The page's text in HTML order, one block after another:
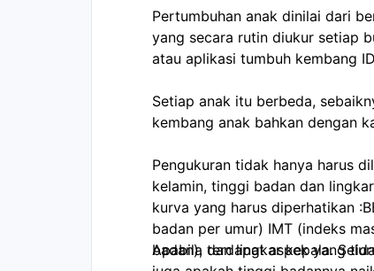
Pertumbuhan anak dinilai dari
yang secara rutin diukur setiap
atau aplikasi tumbuh kembang
Setiap anak itu berbeda,
kembang anak bahkan dengan
Pengukuran tidak hanya harus
kelamin, tinggi badan dan
kurva yang harus diperhatikan
badan per umur) IMT (indeks
badan), dan lingkar kepala.
Apabila terdapat aspek yang